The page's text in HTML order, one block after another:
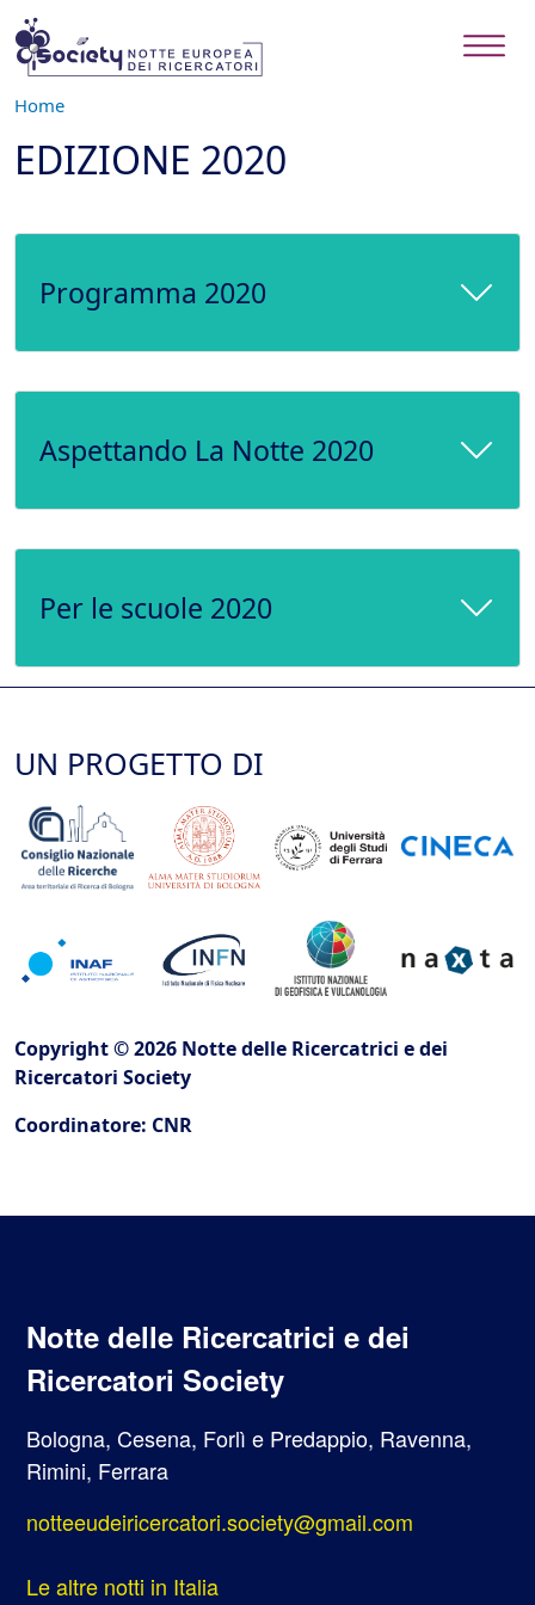
Salta al contenuto principale
Home
EDIZIONE 2020
Programma 2020
Aspettando La Notte 2020
Per le scuole 2020
UN PROGETTO DI
Copyright © 2026 Notte delle Ricercatrici e dei
Ricercatori Society
Coordinatore: CNR
Notte delle Ricercatrici e dei
Ricercatori Society
Bologna, Cesena, Forlì e Predappio, Ravenna,
Rimini, Ferrara
notteeudeiricercatori.society@gmail.com
Le altre notti in Italia